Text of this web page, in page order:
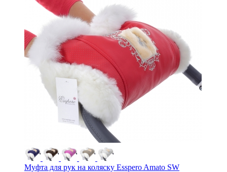
Муфта для рук на коляску Esspero Amato SW